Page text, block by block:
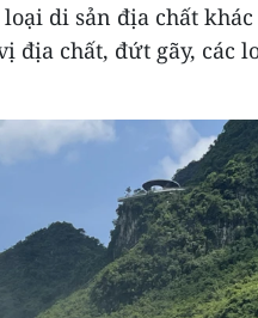
di sản địa chất
địa chất, đứt gãy, các